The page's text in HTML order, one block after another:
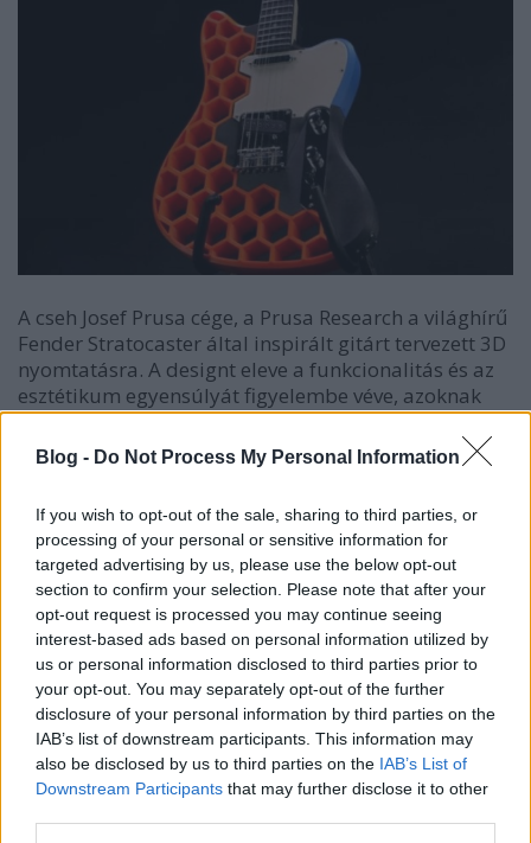
Blog - Do Not Process My Personal Information
If you wish to opt-out of the sale, sharing to third parties, or
processing of your personal or sensitive information for
targeted advertising by us, please use the below opt-out
section to confirm your selection. Please note that after your
opt-out request is processed you may continue seeing
interest-based ads based on personal information utilized by
us or personal information disclosed to third parties prior to
your opt-out. You may separately opt-out of the further
disclosure of your personal information by third parties on the
IAB’s list of downstream participants. This information may
also be disclosed by us to third parties on the IAB’s List of
Downstream Participants that may further disclose it to other
A cseh Josef Prusa cége, a Prusa Research a világhírű
Fender Stratocaster által inspirált gitárt tervezett 3D
nyomtatásra. A designt eleve a funkcionalitás és az
esztétikum egyensúlyát figyelembe véve, azoknak
teljesen megfelelve készítették el. A részben 3D
printeléssel készült hangszer szemre is tetszetős, és
jól is szól.
Prusacasternév az ihlető forrás előtti tisztelgés,
hozzáértők szerint egy kicsit több is annál, mert a
Fender Telecaster stílusának és a Fender Jazzmaster
esztétikájának kombinációja. A hatszög-formájú
gitártest házilag is előállítható, a csomag ára nem
éri el a 150 dollárt.
A csomag a gitárfejet és a szükséges elektronikát is
tartalmazza, a hangszertest nyomtatásához a Prusa
i3 MK3S+ 250x20x210 milliméteres építési területű
gépe kell, merev anyagokat, például szénszállal
megerősített PLA-t vagy PA11-et ajánlanak hozzá.